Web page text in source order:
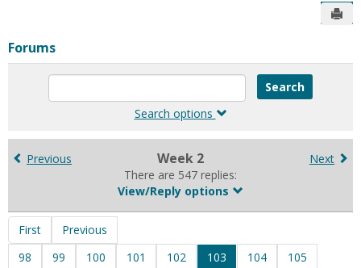
Forums
Enter
to
for
in
Search options
Previous Week 2
There are 547 replies:
View/Reply options
Next
First
Previous
98
99 100 101 102 103 104
105